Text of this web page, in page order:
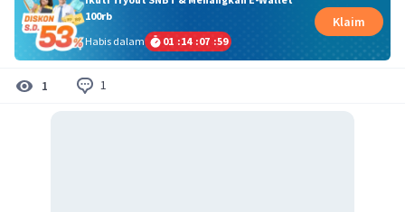
100rb
Habis dalam
01 :14 :07 :59
Klaim
1 1